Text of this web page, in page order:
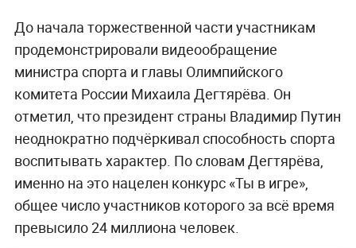
До начала торжественной части участникам
продемонстрировали видеообращение
министра спорта и главы Олимпийского
комитета России Михаила Дегтярёва. Он
отметил, что президент страны Владимир Путин
неоднократно подчёркивал способность спорта
воспитывать характер. По словам Дегтярёва,
именно на это нацелен конкурс «Ты в игре»,
общее число участников которого за всё время
превысило 24 миллиона человек.